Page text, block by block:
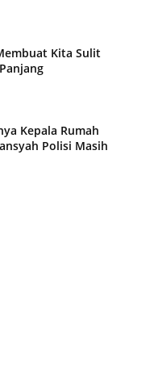
Kita Sulit
Kepala Rumah
Polisi Masih